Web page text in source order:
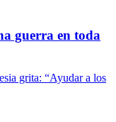
guerra en toda
grita: “Ayudar a los